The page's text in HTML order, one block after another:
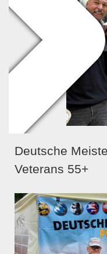
Deutsche
Veterans 55+